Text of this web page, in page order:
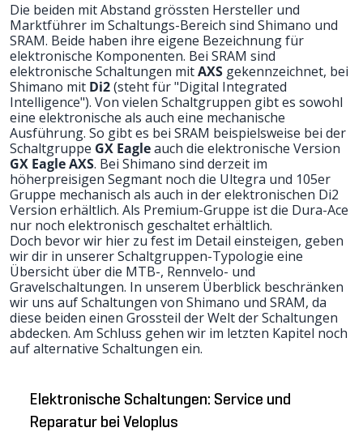
Die beiden mit Abstand grössten Hersteller und
Marktführer im Schaltungs-Bereich sind Shimano und
SRAM. Beide haben ihre eigene Bezeichnung für
elektronische Komponenten. Bei SRAM sind
elektronische Schaltungen mitAXS gekennzeichnet, bei
Shimano mit Di2(steht für "Digital Integrated
Intelligence"). Von vielen Schaltgruppen gibt es sowohl
eine elektronische als auch eine mechanische
Ausführung. So gibt es bei SRAM beispielsweise bei der
Schaltgruppe GX Eagleauch die elektronische Version
GX Eagle AXS. Bei Shimano sind derzeit im
höherpreisigen Segmant noch die Ultegra und 105er
Gruppe mechanisch als auch in der elektronischen Di2
Version erhältlich. Als Premium-Gruppe ist die Dura-Ace
nur noch elektronisch geschaltet erhältlich.
Doch bevor wir hier zu fest im Detail einsteigen, geben
wir dir in unserer Schaltgruppen-Typologie eine
Übersicht über die MTB-, Rennvelo- und
Gravelschaltungen. In unserem Überblick beschränken
wir uns auf Schaltungen von Shimano und SRAM, da
diese beiden einen Grossteil der Welt der Schaltungen
abdecken. Am Schluss gehen wir im letzten Kapitel noch
auf alternative Schaltungen ein.
Elektronische Schaltungen: Service und
Reparatur bei Veloplus